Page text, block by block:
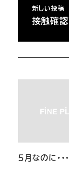
新しい投稿
接触確認
５月なのに・・・